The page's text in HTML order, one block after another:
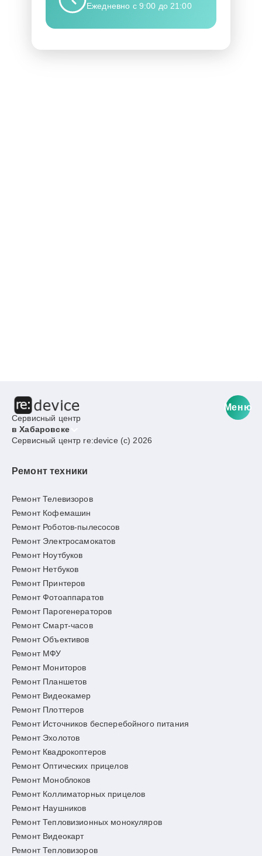
Ежедневно с 9:00 до 21:00
Сервисный центр
в Хабаровске
Меню
Сервисный центр re:device (c) 2026
Ремонт техники
Ремонт Телевизоров
Ремонт Кофемашин
Ремонт Роботов-пылесосов
Ремонт Электросамокатов
Ремонт Ноутбуков
Ремонт Нетбуков
Ремонт Принтеров
Ремонт Фотоаппаратов
Ремонт Парогенераторов
Ремонт Смарт-часов
Ремонт Объективов
Ремонт МФУ
Ремонт Мониторов
Ремонт Планшетов
Ремонт Видеокамер
Ремонт Плоттеров
Ремонт Источников бесперебойного питания
Ремонт Эхолотов
Ремонт Квадрокоптеров
Ремонт Оптических прицелов
Ремонт Моноблоков
Ремонт Коллиматорных прицелов
Ремонт Наушников
Ремонт Тепловизионных монокуляров
Ремонт Видеокарт
Ремонт Тепловизоров